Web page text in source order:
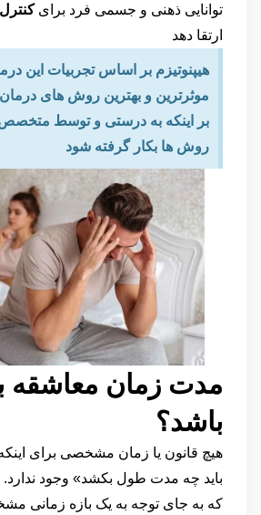
توانایی ذهنی و جسمی فرد برای
ارتقا دهد
هیپنوتیزم بر اساس تجربیات این
موثرترین و بهترین روش های
بر اینکه به درستی و توسط متخصص
روش ها بکار گرفته شود
مدت زمان معاشقه
باشد؟
هیچ قانون یا زمان مشخصی برای
باید چه مدت طول بکشد» وجود
که به جای توجه به یک بازه زمانی